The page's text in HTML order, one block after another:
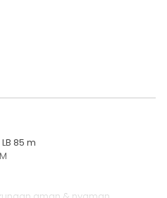
85 m